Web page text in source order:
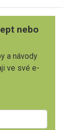
nebo
a návody
ve své e-